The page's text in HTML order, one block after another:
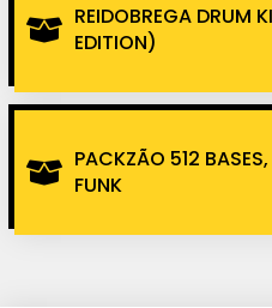
REIDOBREGA DRUM
EDITION)
PACKZÃO 512
FUNK